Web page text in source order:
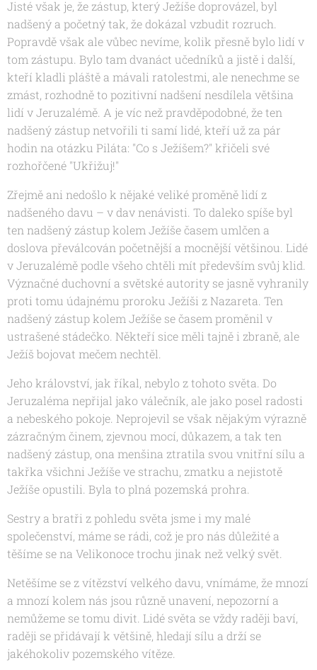
Jisté však je, že zástup, který Ježíše doprovázel, byl
nadšený a početný tak, že dokázal vzbudit rozruch.
Popravdě však ale vůbec nevíme, kolik přesně bylo lidí v
tom zástupu. Bylo tam dvanáct učedníků a jistě i další,
kteří kladli pláště a mávali ratolestmi, ale nenechme se
zmást, rozhodně to pozitivní nadšení nesdílela většina
lidí v Jeruzalémě. A je víc než pravděpodobné, že ten
nadšený zástup netvořili ti samí lidé, kteří už za pár
hodin na otázku Piláta: "Co s Ježíšem?" křičeli své
rozhořčené "Ukřižuj!"
Zřejmě ani nedošlo k nějaké veliké proměně lidí z
nadšeného davu – v dav nenávisti. To daleko spíše byl
ten nadšený zástup kolem Ježíše časem umlčen a
doslova převálcován početnější a mocnější většinou. Lidé
v Jeruzalémě podle všeho chtěli mít především svůj klid.
Význačné duchovní a světské autority se jasně vyhranily
proti tomu údajnému proroku Ježíši z Nazareta. Ten
nadšený zástup kolem Ježíše se časem proměnil v
ustrašené stádečko. Někteří sice měli tajně i zbraně, ale
Ježíš bojovat mečem nechtěl.
Jeho království, jak říkal, nebylo z tohoto světa. Do
Jeruzaléma nepřijal jako válečník, ale jako posel radosti
a nebeského pokoje. Neprojevil se však nějakým výrazně
zázračným činem, zjevnou mocí, důkazem, a tak ten
nadšený zástup, ona menšina ztratila svou vnitřní sílu a
takřka všichni Ježíše ve strachu, zmatku a nejistotě
Ježíše opustili. Byla to plná pozemská prohra.
Sestry a bratři z pohledu světa jsme i my malé
společenství, máme se rádi, což je pro nás důležité a
těšíme se na Velikonoce trochu jinak než velký svět.
Netěšíme se z vítězství velkého davu, vnímáme, že mnozí
a mnozí kolem nás jsou různě unavení, nepozorní a
nemůžeme se tomu divit. Lidé světa se vždy raději baví,
raději se přidávají k většině, hledají sílu a drží se
jakéhokoliv pozemského vítěze.